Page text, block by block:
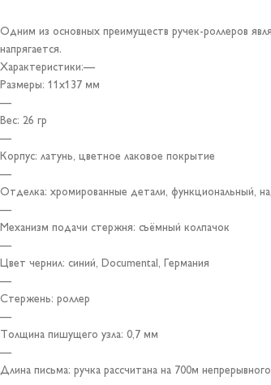
Одним из основных преимуществ ручек-роллеров
напрягается.
Характеристики:—
Размеры: 11х137 мм
—
Вес: 26 гр
—
Корпус: латунь, цветное лаковое покрытие
—
Отделка: хромированные детали, функциональный,
—
Механизм подачи стержня: съёмный колпачок
—
Цвет чернил: синий, Documental, Германия
—
Стержень: роллер
—
Толщина пишущего узла: 0,7 мм
—
Длина письма: ручка рассчитана на 700м